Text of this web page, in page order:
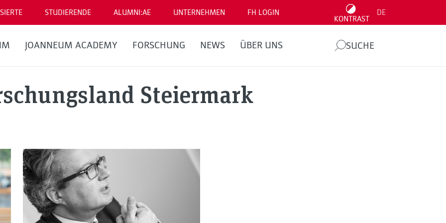
STUDIERENDE ALUMNI:AE UNTERNEHMEN FH LOGIN
KONTRAST
DE
JOANNEUM ACADEMY FORSCHUNG NEWS ÜBER UNS SUCHE
Steiermark